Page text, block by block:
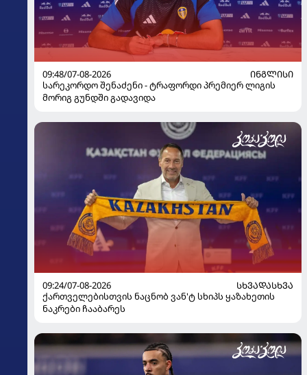
09:48/07-08-2026
ᲘᲜᲒᲚᲘᲡᲘ
სარეკორდო შენაძენი - ტრაფორდი პრემიერ ლიგის
მორიგ გუნდში გადავიდა
09:24/07-08-2026
ᲡᲮᲕᲐᲓᲐᲡᲮᲕᲐ
ქართველებისთვის ნაცნობ ვან'ტ სხიპს ყაზახეთის
ნაკრები ჩააბარეს